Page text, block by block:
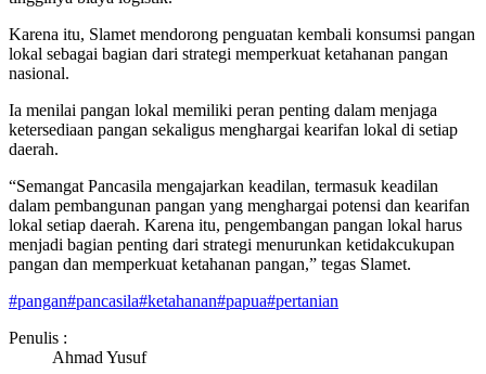
Karena itu, Slamet mendorong penguatan kembali konsumsi pangan
lokal sebagai bagian dari strategi memperkuat ketahanan pangan
nasional.
Ia menilai pangan lokal memiliki peran penting dalam menjaga
ketersediaan pangan sekaligus menghargai kearifan lokal di setiap
daerah.
“Semangat Pancasila mengajarkan keadilan, termasuk keadilan
dalam pembangunan pangan yang menghargai potensi dan kearifan
lokal setiap daerah. Karena itu, pengembangan pangan lokal harus
menjadi bagian penting dari strategi menurunkan ketidakcukupan
pangan dan memperkuat ketahanan pangan,” tegas Slamet.
#pangan#pancasila#ketahanan#papua#pertanian
Penulis :
Ahmad Yusuf